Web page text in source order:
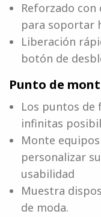
Reforzado con
para soportar
Liberación
botón de
Punto de
Los puntos de
infinitas
Monte
personalizar
usabilidad
Muestra
de moda.